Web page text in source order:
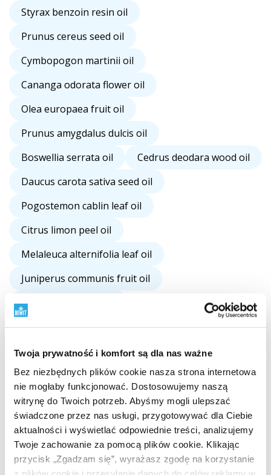
Twoja prywatność i komfort są dla nas ważne
Bez niezbędnych plików cookie nasza strona internetowa
nie mogłaby funkcjonować. Dostosowujemy naszą
witrynę do Twoich potrzeb. Abyśmy mogli ulepszać
świadczone przez nas usługi, przygotowywać dla Ciebie
aktualności i wyświetlać odpowiednie treści, analizujemy
Twoje zachowanie za pomocą plików cookie. Klikając
przycisk „Zgadzam się”, wyrażasz zgodę na korzystanie
Styrax benzoin resin oil
Prunus cereus seed oil
Cymbopogon martinii oil
Cananga odorata flower oil
Olea europaea fruit oil
Prunus amygdalus dulcis oil
Boswellia serrata oil
Cedrus deodara wood oil
Daucus carota sativa seed oil
Pogostemon cablin leaf oil
Citrus limon peel oil
Melaleuca alternifolia leaf oil
Juniperus communis fruit oil
Persea gratissima oil
Copaifera officinalis resin oil
Castanea sativa bud extract
Perilla ocymoides seed oil
Argania spinosa kernel oil
Fagus sylvatica bud extract
Prunus avium bud extract
Prunus cerasus bud extract